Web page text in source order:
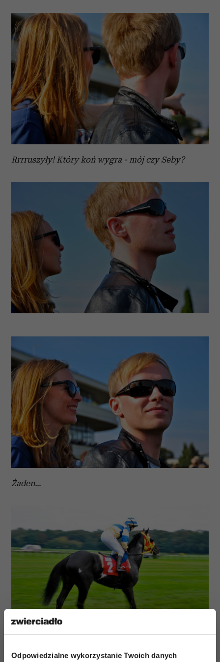
Odpowiedzialne wykorzystanie Twoich danych
Rrrruszyły! Który koń wygra - mój czy Seby?
Żaden...